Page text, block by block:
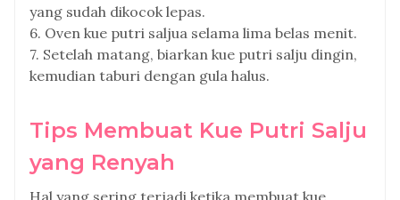
yang sudah dikocok lepas.
6. Oven kue putri saljua selama lima belas menit.
7. Setelah matang, biarkan kue putri salju dingin,
kemudian taburi dengan gula halus.
Tips Membuat Kue Putri Salju
yang Renyah
Hal yang sering terjadi ketika membuat kue